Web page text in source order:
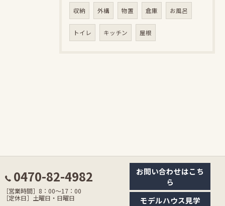
収納 外構 物置 倉庫 お風呂
トイレ キッチン 屋根
0470-82-4982
［営業時間］8：00〜17：00
［定休日］土曜日・日曜日
お問い合わせはこち
ら
モデルハウス見学